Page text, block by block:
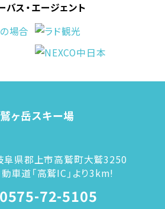
バス・エージェント
阜県郡上市高鷲町大鷲3250
車道「高鷲IC」より3km!
72-5105